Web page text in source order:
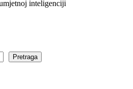
inteligenciji
Pretraga